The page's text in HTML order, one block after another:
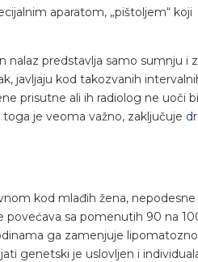
aparatom, „pištoljem“ koji
nalaz predstavlja samo sumnju i
javljaju kod takozvanih
prisutne ali ih radiolog ne uoči
je veoma važno, zaključuje
kod mlađih žena, nepodesne
povećava sa pomenutih 90 na
ga zamenjuje lipomatozno
genetski je uslovljen i